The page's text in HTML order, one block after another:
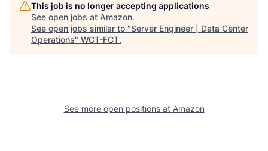
This job is no longer accepting applications
See open jobs at Amazon.
See open jobs similar to "Server Engineer | Data Center
Operations" WCT-FCT.
See more open positions at Amazon